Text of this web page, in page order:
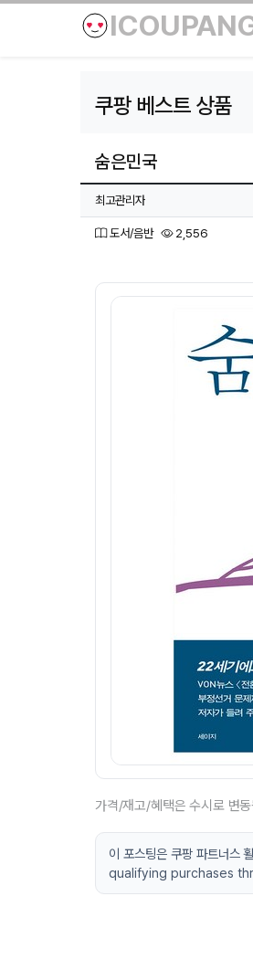
쿠팡 베스트 상품
숨은민국
페이지 정보
작성자
최고관리자
분류
도서/음반 2,556
본문
가격/재고/혜택은 수시로 변
이 포스팅은 쿠팡 파트너
qualifying purchases